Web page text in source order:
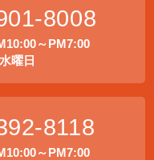
8008
～PM7:00
曜日
8118
～PM7:00